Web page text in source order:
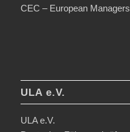
CEC – European Managers
ULA e.V.
ULA e.V.